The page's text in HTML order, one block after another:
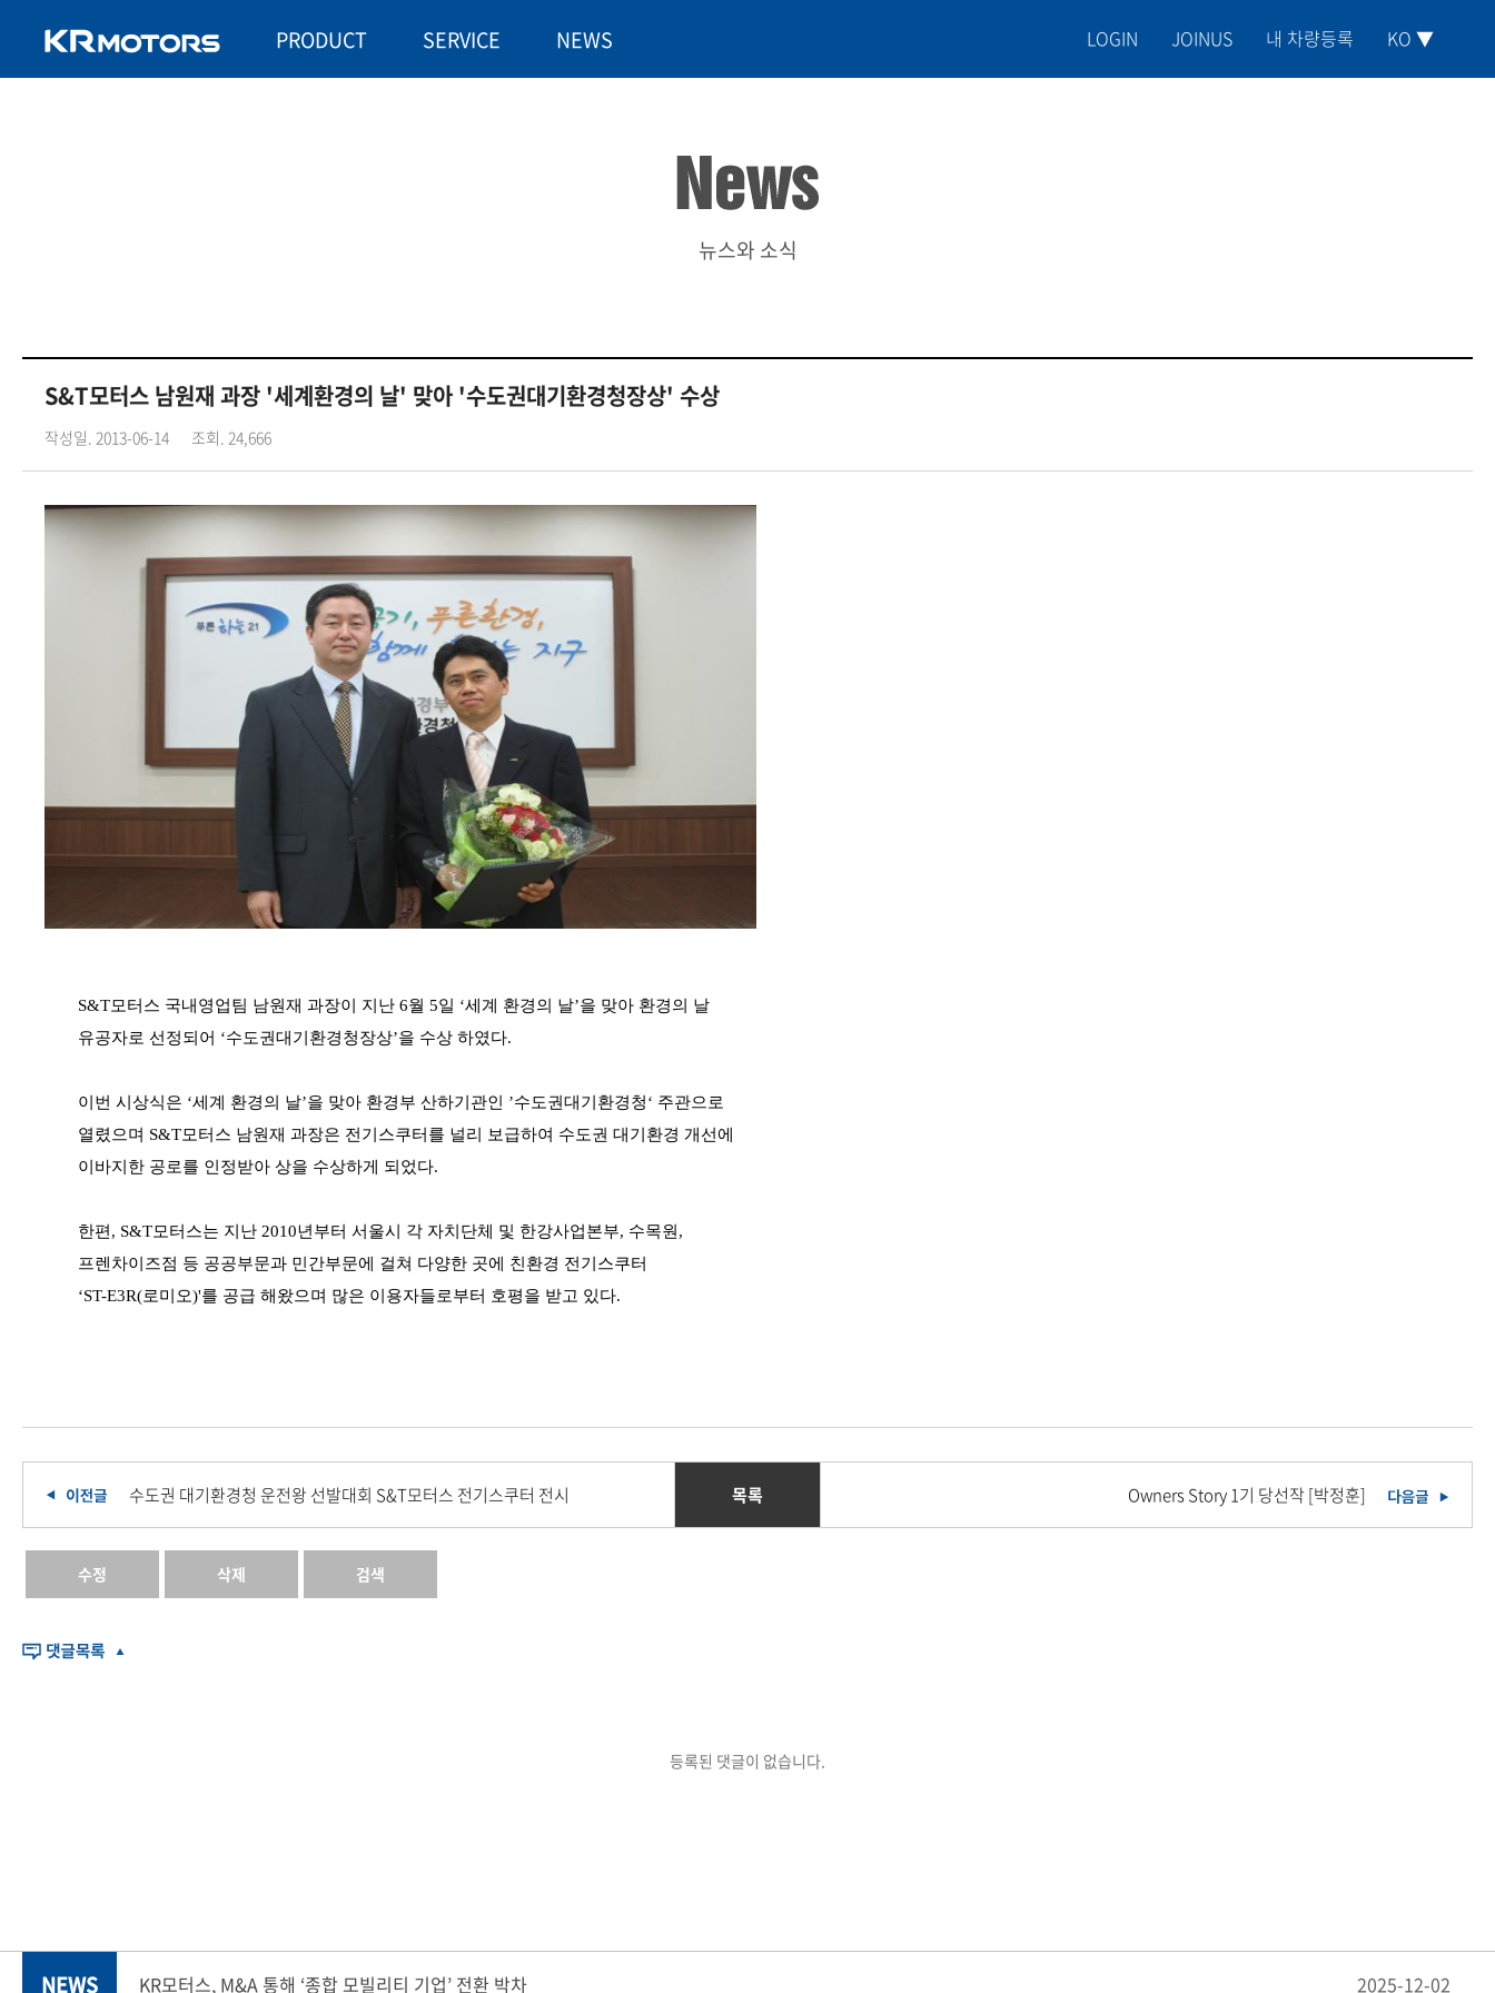
PRODUCT SERVICE NEWS LOGIN JOINUS 내 차량등록 KO ▼
뉴스와 소식
S&T모터스 남원재 과장 '세계환경의 날' 맞아 '수도권대기환경청장상' 수상
작성일. 2013-06-14 조회. 24,666
S&T모터스 국내영업팀 남원재 과장이 지난 6월 5일 ‘세계 환경의 날’을 맞아 환경의 날
유공자로 선정되어 ‘수도권대기환경청장상’을 수상 하였다.
이번 시상식은 ‘세계 환경의 날’을 맞아 환경부 산하기관인 ’수도권대기환경청‘ 주관으로
열렸으며 S&T모터스 남원재 과장은 전기스쿠터를 널리 보급하여 수도권 대기환경 개선에
이바지한 공로를 인정받아 상을 수상하게 되었다.
한편, S&T모터스는 지난 2010년부터 서울시 각 자치단체 및 한강사업본부, 수목원,
프렌차이즈점 등 공공부문과 민간부문에 걸쳐 다양한 곳에 친환경 전기스쿠터
‘ST-E3R(로미오)'를 공급 해왔으며 많은 이용자들로부터 호평을 받고 있다.
수도권 대기환경청 운전왕 선발대회 S&T모터스 전기스쿠터 전시 목록 Owners Story 1기 당선작 [박정훈]
수정 삭제 검색
등록된 댓글이 없습니다.
NEWS KR모터스, M&A 통해 ‘종합 모빌리티 기업’ 전환 박차 2025-12-02